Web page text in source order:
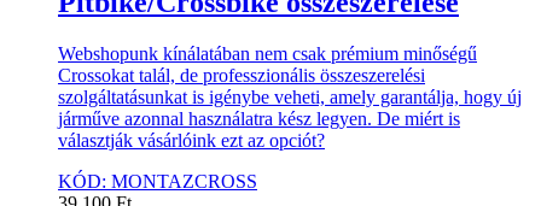
Webshopunk kínálatában nem csak prémium minőségű
Crossokat talál, de professzionális összeszerelési
szolgáltatásunkat is igénybe veheti, amely garantálja, hogy új
járműve azonnal használatra kész legyen. De miért is
választják vásárlóink ezt az opciót?
KÓD: MONTAZCROSS